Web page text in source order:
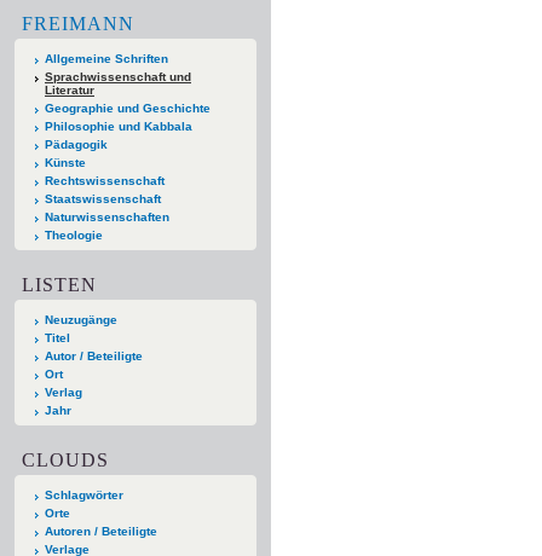
FREIMANN
Allgemeine Schriften
Sprachwissenschaft und
Literatur
Geographie und Geschichte
Philosophie und Kabbala
Pädagogik
Künste
Rechtswissenschaft
Staatswissenschaft
Naturwissenschaften
Theologie
LISTEN
Neuzugänge
Titel
Autor / Beteiligte
Ort
Verlag
Jahr
CLOUDS
Schlagwörter
Orte
Autoren / Beteiligte
Verlage